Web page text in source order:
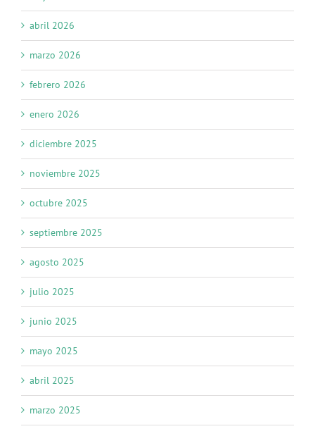
abril 2026
marzo 2026
febrero 2026
enero 2026
diciembre 2025
noviembre 2025
octubre 2025
septiembre 2025
agosto 2025
julio 2025
junio 2025
mayo 2025
abril 2025
marzo 2025